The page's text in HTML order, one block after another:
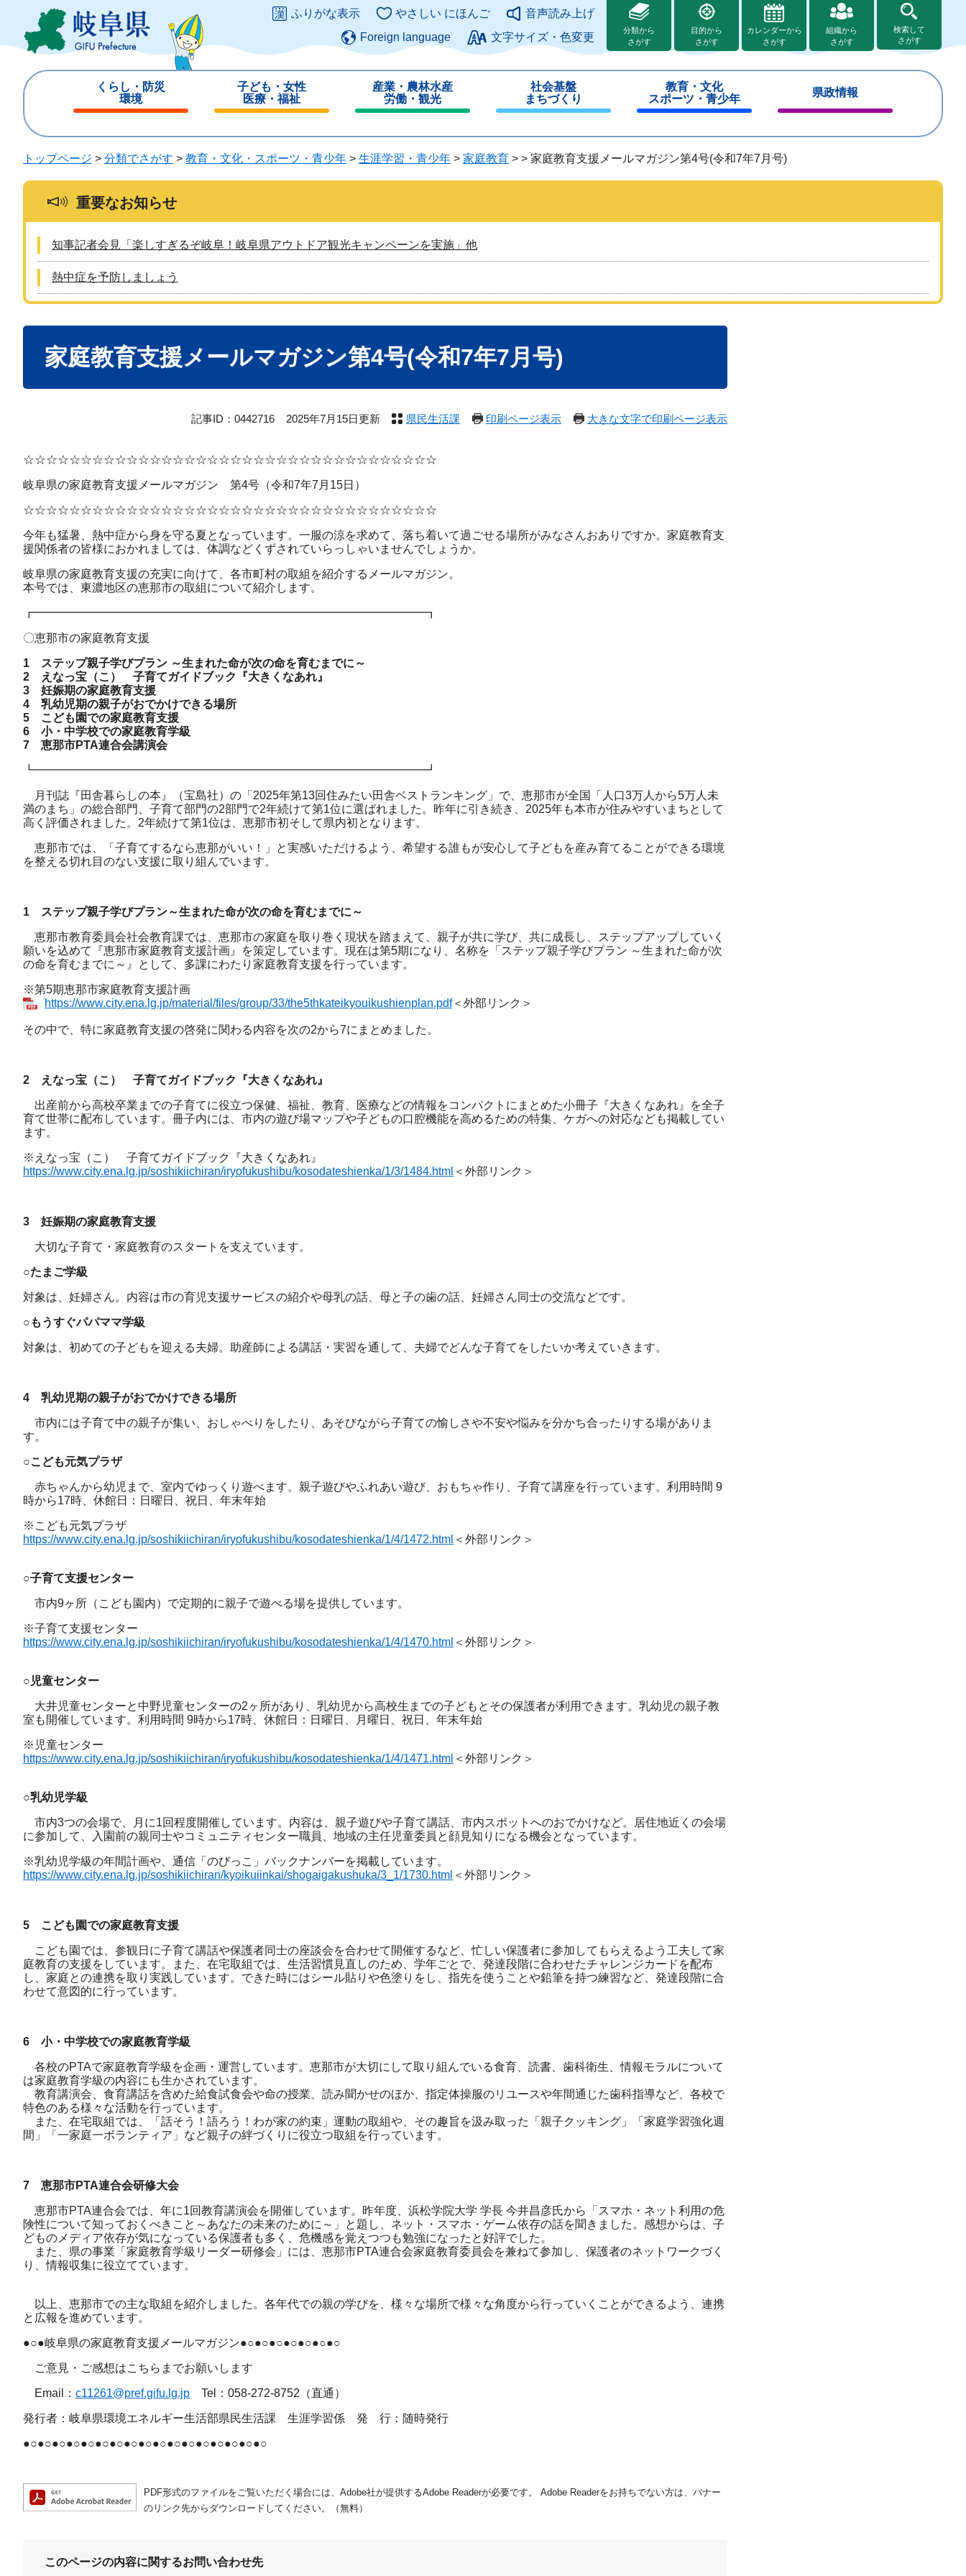
ジ
ュ
このページの本文へ
ふりがな表示 やさしい にほんご
音声読み上げ
Foreign language
文字サイズ・色変更
分類から
さがす
目的から
さがす
カレンダーから
さがす
組織から
さがす
検索して
さがす
くらし・防災
環境
じ
子ども・女性
医療・福祉
じ
る
産業・農林水産
労働・観光
じ
る
社会基盤
まちづくり
じ
る
教育・文化
スポーツ・青少年
じ
県政情報
じ
る
トップページ > 分類でさがす > 教育・文化・スポーツ・青少年 > 生涯学習・青少年 > 家庭教育 > > 家庭教育支援メールマガジン第4号(令和7年7月号)
重要なお知らせ
知事記者会見「楽しすぎるぞ岐阜！岐阜県アウトドア観光キャンペーンを実施」他
熱中症を予防しましょう
家庭教育支援メールマガジン第4号(令和7年7月号)
記事ID：0442716 2025年7月15日更新 県民生活課 印刷ページ表示 大きな文字で印刷ページ表示
☆☆☆☆☆☆☆☆☆☆☆☆☆☆☆☆☆☆☆☆☆☆☆☆☆☆☆☆☆☆☆☆☆☆☆☆
岐阜県の家庭教育支援メールマガジン 第4号（令和7年7月15日）
☆☆☆☆☆☆☆☆☆☆☆☆☆☆☆☆☆☆☆☆☆☆☆☆☆☆☆☆☆☆☆☆☆☆☆☆
今年も猛暑、熱中症から身を守る夏となっています。一服の涼を求めて、落ち着いて過ごせる場所がみなさんおありですか。家庭教育支
援関係者の皆様におかれましては、体調などくずされていらっしゃいませんでしょうか。
岐阜県の家庭教育支援の充実に向けて、各市町村の取組を紹介するメールマガジン。
本号では、東濃地区の恵那市の取組について紹介します。
┏━━━━━━━━━━━━━━━━━━━━━━━━━━━━━━━━━━┓
〇恵那市の家庭教育支援
1 ステップ親子学びプラン ～生まれた命が次の命を育むまでに～
2 えなっ宝（こ） 子育てガイドブック『大きくなあれ』
3 妊娠期の家庭教育支援
4 乳幼児期の親子がおでかけできる場所
5 こども園での家庭教育支援
6 小・中学校での家庭教育学級
7 恵那市PTA連合会講演会
┗━━━━━━━━━━━━━━━━━━━━━━━━━━━━━━━━━━┛
月刊誌『田舎暮らしの本』（宝島社）の「2025年第13回住みたい田舎ベストランキング」で、恵那市が全国「人口3万人から5万人未
満のまち」の総合部門、子育て部門の2部門で2年続けて第1位に選ばれました。昨年に引き続き、2025年も本市が住みやすいまちとして
高く評価されました。2年続けて第1位は、恵那市初そして県内初となります。
恵那市では、「子育てするなら恵那がいい！」と実感いただけるよう、希望する誰もが安心して子どもを産み育てることができる環境
を整える切れ目のない支援に取り組んでいます。
1 ステップ親子学びプラン～生まれた命が次の命を育むまでに～
恵那市教育委員会社会教育課では、恵那市の家庭を取り巻く現状を踏まえて、親子が共に学び、共に成長し、ステップアップしていく
願いを込めて『恵那市家庭教育支援計画』を策定しています。現在は第5期になり、名称を「ステップ親子学びプラン ～生まれた命が次
の命を育むまでに～』として、多課にわたり家庭教育支援を行っています。
※第5期恵那市家庭教育支援計画
https://www.city.ena.lg.jp/material/files/group/33/the5thkateikyouikushienplan.pdf＜外部リンク＞
その中で、特に家庭教育支援の啓発に関わる内容を次の2から7にまとめました。
2 えなっ宝（こ） 子育てガイドブック『大きくなあれ』
出産前から高校卒業までの子育てに役立つ保健、福祉、教育、医療などの情報をコンパクトにまとめた小冊子『大きくなあれ』を全子
育て世帯に配布しています。冊子内には、市内の遊び場マップや子どもの口腔機能を高めるための特集、ケガへの対応なども掲載してい
ます。
※えなっ宝（こ） 子育てガイドブック『大きくなあれ』
https://www.city.ena.lg.jp/soshikiichiran/iryofukushibu/kosodateshienka/1/3/1484.html ＜外部リンク＞
3 妊娠期の家庭教育支援
大切な子育て・家庭教育のスタートを支えています。
○たまご学級
対象は、妊婦さん。内容は市の育児支援サービスの紹介や母乳の話、母と子の歯の話、妊婦さん同士の交流などです。
○もうすぐパパママ学級
対象は、初めての子どもを迎える夫婦。助産師による講話・実習を通して、夫婦でどんな子育てをしたいか考えていきます。
4 乳幼児期の親子がおでかけできる場所
市内には子育て中の親子が集い、おしゃべりをしたり、あそびながら子育ての愉しさや不安や悩みを分かち合ったりする場がありま
す。
○こども元気プラザ
赤ちゃんから幼児まで、室内でゆっくり遊べます。親子遊びやふれあい遊び、おもちゃ作り、子育て講座を行っています。利用時間 9
時から17時、休館日：日曜日、祝日、年末年始
※こども元気プラザ
https://www.city.ena.lg.jp/soshikiichiran/iryofukushibu/kosodateshienka/1/4/1472.html ＜外部リンク＞
○子育て支援センター
市内9ヶ所（こども園内）で定期的に親子で遊べる場を提供しています。
※子育て支援センター
https://www.city.ena.lg.jp/soshikiichiran/iryofukushibu/kosodateshienka/1/4/1470.html ＜外部リンク＞
○児童センター
大井児童センターと中野児童センターの2ヶ所があり、乳幼児から高校生までの子どもとその保護者が利用できます。乳幼児の親子教
室も開催しています。利用時間 9時から17時、休館日：日曜日、月曜日、祝日、年末年始
※児童センター
https://www.city.ena.lg.jp/soshikiichiran/iryofukushibu/kosodateshienka/1/4/1471.html ＜外部リンク＞
○乳幼児学級
市内3つの会場で、月に1回程度開催しています。内容は、親子遊びや子育て講話、市内スポットへのおでかけなど。居住地近くの会場
に参加して、入園前の親同士やコミュニティセンター職員、地域の主任児童委員と顔見知りになる機会となっています。
※乳幼児学級の年間計画や、通信「のびっこ」バックナンバーを掲載しています。
https://www.city.ena.lg.jp/soshikiichiran/kyoikuiinkai/shogaigakushuka/3_1/1730.html ＜外部リンク＞
5 こども園での家庭教育支援
こども園では、参観日に子育て講話や保護者同士の座談会を合わせて開催するなど、忙しい保護者に参加してもらえるよう工夫して家
庭教育の支援をしています。また、在宅取組では、生活習慣見直しのため、学年ごとで、発達段階に合わせたチャレンジカードを配布
し、家庭との連携を取り実践しています。できた時にはシール貼りや色塗りをし、指先を使うことや鉛筆を持つ練習など、発達段階に合
わせて意図的に行っています。
6 小・中学校での家庭教育学級
各校のPTAで家庭教育学級を企画・運営しています。恵那市が大切にして取り組んでいる食育、読書、歯科衛生、情報モラルについて
は家庭教育学級の内容にも生かされています。
教育講演会、食育講話を含めた給食試食会や命の授業、読み聞かせのほか、指定体操服のリユースや年間通じた歯科指導など、各校で
特色のある様々な活動を行っています。
また、在宅取組では、「話そう！語ろう！わが家の約束」運動の取組や、その趣旨を汲み取った「親子クッキング」「家庭学習強化週
間」「一家庭一ボランティア」など親子の絆づくりに役立つ取組を行っています。
7 恵那市PTA連合会研修大会
恵那市PTA連合会では、年に1回教育講演会を開催しています。昨年度、浜松学院大学 学長 今井昌彦氏から「スマホ・ネット利用の危
険性について知っておくべきこと～あなたの未来のために～」と題し、ネット・スマホ・ゲーム依存の話を聞きました。感想からは、子
どものメディア依存が気になっている保護者も多く、危機感を覚えつつも勉強になったと好評でした。
また、県の事業「家庭教育学級リーダー研修会」には、恵那市PTA連合会家庭教育委員会を兼ねて参加し、保護者のネットワークづく
り、情報収集に役立てています。
以上、恵那市での主な取組を紹介しました。各年代での親の学びを、様々な場所で様々な角度から行っていくことができるよう、連携
と広報を進めています。
●○●岐阜県の家庭教育支援メールマガジン●○●○●○●○●○●○●○
ご意見・ご感想はこちらまでお願いします
Email： c11261@pref.gifu.lg.jp Tel：058-272-8752（直通）
発行者：岐阜県環境エネルギー生活部県民生活課 生涯学習係 発 行：随時発行
●○●○●○●○●○●○●○●○●○●○●○●○●○●○●○●○●○
PDF形式のファイルをご覧いただく場合には、Adobe社が提供するAdobe Readerが必要です。
Adobe Readerをお持ちでない方は、バナー
のリンク先からダウンロードしてください。（無料）
このページの内容に関するお問い合わせ先